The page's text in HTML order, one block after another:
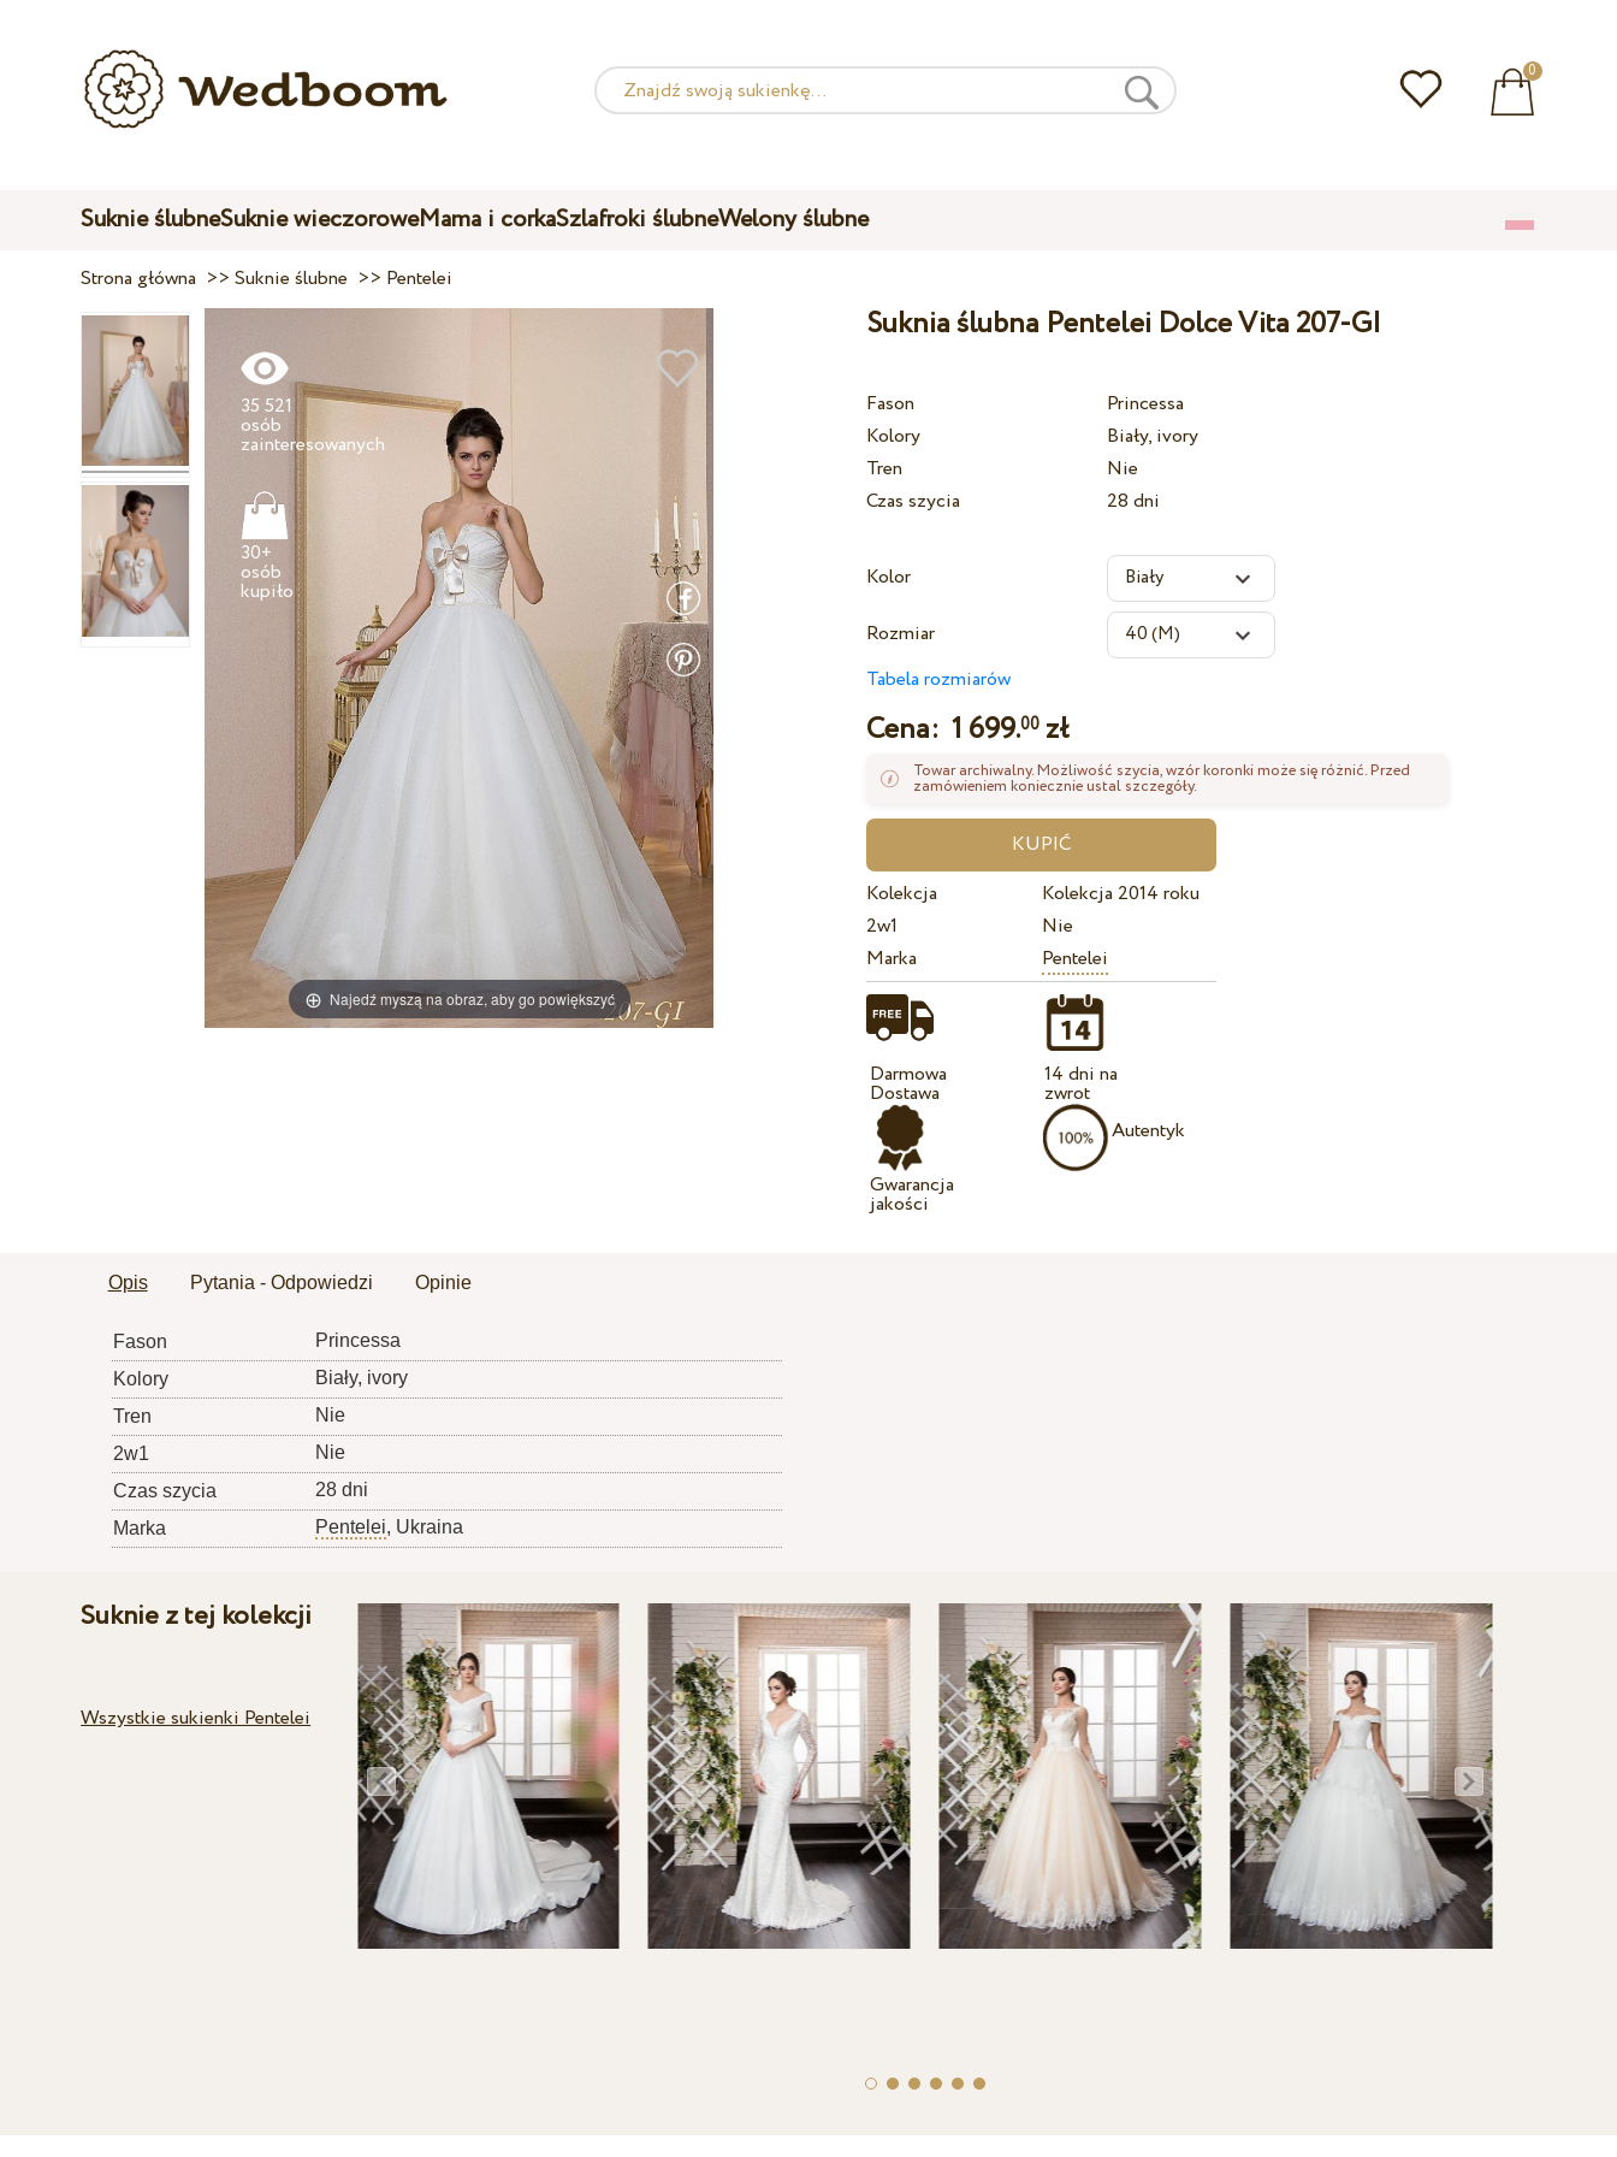
0
Suknie ślubneSuknie wieczoroweMama i corkaSzlafroki ślubneWelony ślubne
Strona główna >>Suknie ślubne >> Pentelei
Najedź myszą na obraz, aby go powiększyć
35 521
osób
30+
osób
Suknia ślubna Pentelei Dolce Vita 207-GI
Fason
Princessa
Kolory
Biały, ivory
Tren
Nie
Czas szycia
28 dni
Kolor
Rozmiar
Tabela rozmiarów
Cena:1 699.00 zł
Towar archiwalny. Możliwość szycia, wzór koronki może się różnić. Przed
zamówieniem koniecznie ustal szczegóły.
Kolekcja
Kolekcja 2014 roku
2w1
Nie
Marka
Pentelei
Darmowa
Dostawa
Gwarancja
jakości
14 dni na
zwrot
Autentyk
Opis Pytania - Odpowiedzi Opinie
Fason
Princessa
Kolory
Biały, ivory
Tren
Nie
2w1
Nie
Czas szycia
28 dni
Marka
Pentelei, Ukraina
Suknie z tej kolekcji
Wszystkie sukienki Pentelei